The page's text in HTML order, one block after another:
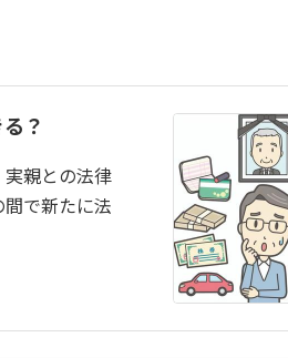
？
実親との法律
間で新たに法